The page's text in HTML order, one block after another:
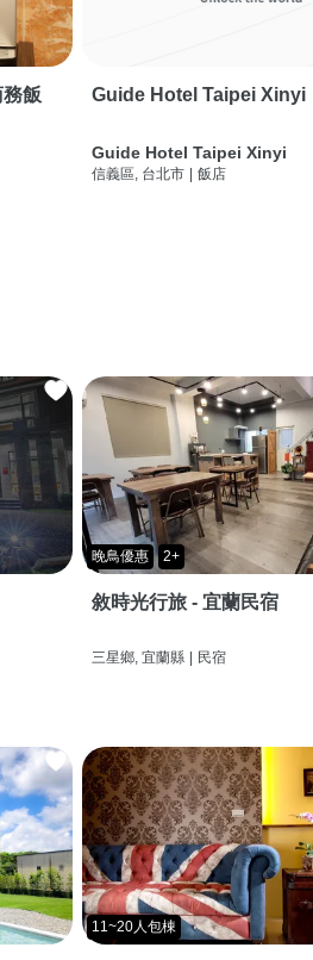
飯
Guide Hotel Taipei Xinyi
Guide Hotel Taipei Xinyi
信義區, 台北市 | 飯店
晚鳥優惠 2+
敘時光行旅 - 宜蘭民宿
三星鄉, 宜蘭縣 | 民宿
11~20人包棟